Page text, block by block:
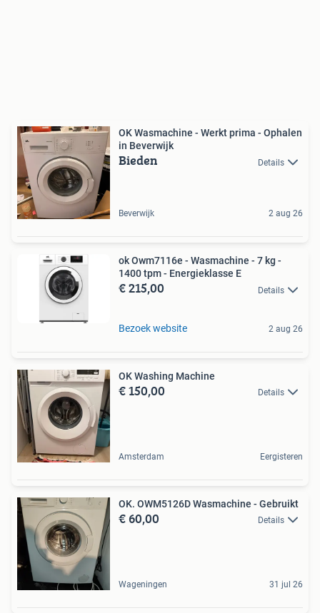
OK Wasmachine - Werkt prima - Ophalen
in Beverwijk
Bieden Details
Beverwijk 2 aug 26
ok Owm7116e - Wasmachine - 7 kg -
1400 tpm - Energieklasse E
€ 215,00 Details
Bezoek website 2 aug 26
OK Washing Machine
€ 150,00 Details
Amsterdam Eergisteren
OK. OWM5126D Wasmachine - Gebruikt
€ 60,00 Details
Wageningen 31 jul 26